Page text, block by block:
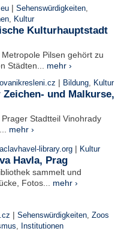
| Sehenswürdigkeiten,
, Kultur
Kulturhauptstadt
Pilsen gehört zu
Städten... mehr ›
| Bildung, Kultur
und Malkurse,
Stadtteil Vinohrady
mehr ›
library.org | Kultur
Havla, Prag
sammelt und
Fotos... mehr ›
| Sehenswürdigkeiten, Zoos
, Institutionen